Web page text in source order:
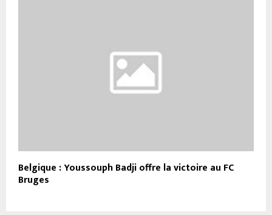
Belgique : Youssouph Badji offre la victoire au FC
Bruges